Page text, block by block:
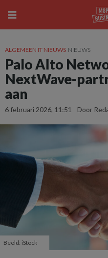
ALGEMEEN IT NIEUWS NIEUWS
Palo Alto
NextWave-
aan
6 februari 2026, 11:51 Door
Beeld: iStock